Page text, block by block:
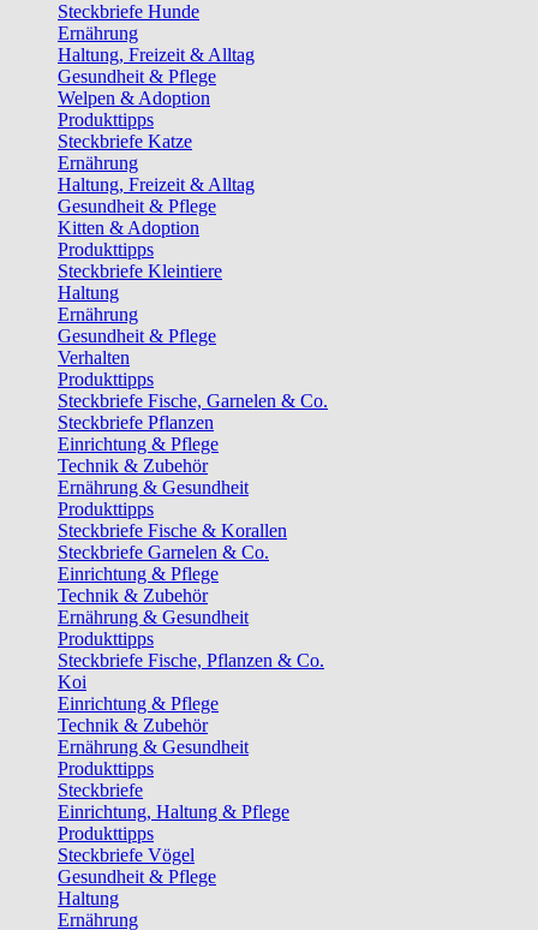
Steckbriefe Hunde
Ernährung
Haltung, Freizeit & Alltag
Gesundheit & Pflege
Welpen & Adoption
Produkttipps
Steckbriefe Katze
Ernährung
Haltung, Freizeit & Alltag
Gesundheit & Pflege
Kitten & Adoption
Produkttipps
Steckbriefe Kleintiere
Haltung
Ernährung
Gesundheit & Pflege
Verhalten
Produkttipps
Steckbriefe Fische, Garnelen & Co.
Steckbriefe Pflanzen
Einrichtung & Pflege
Technik & Zubehör
Ernährung & Gesundheit
Produkttipps
Steckbriefe Fische & Korallen
Steckbriefe Garnelen & Co.
Einrichtung & Pflege
Technik & Zubehör
Ernährung & Gesundheit
Produkttipps
Steckbriefe Fische, Pflanzen & Co.
Koi
Einrichtung & Pflege
Technik & Zubehör
Ernährung & Gesundheit
Produkttipps
Steckbriefe
Einrichtung, Haltung & Pflege
Produkttipps
Steckbriefe Vögel
Gesundheit & Pflege
Haltung
Ernährung